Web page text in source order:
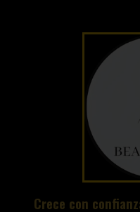
Crece con